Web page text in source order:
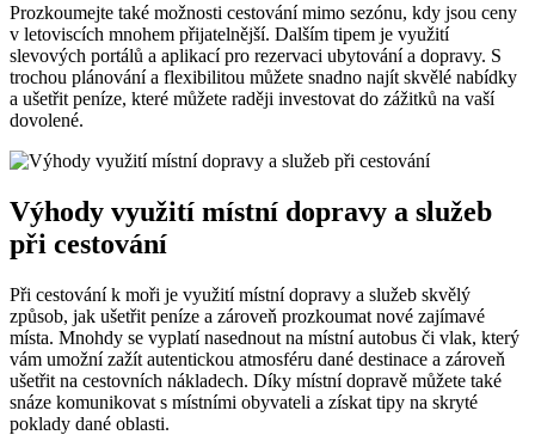
Prozkoumejte‍ také možnosti cestování mimo​ sezónu,‌ kdy ​jsou​ ceny
v letoviscích ‌mnohem přijatelnější. Dalším tipem je využití
slevových‍ portálů a aplikací pro rezervaci ubytování a ‍dopravy. ⁢S
trochou plánování a flexibilitou můžete snadno najít skvělé nabídky
‌a ⁢ušetřit⁢ peníze, které⁣ můžete raději investovat do ​zážitků na ​vaší
dovolené.
Výhody využití místní ‌dopravy a služeb
při ⁣cestování
Při⁣ cestování k ‍moři ⁣je využití místní dopravy a​ služeb skvělý
způsob, jak ušetřit peníze a zároveň prozkoumat nové zajímavé
‍místa. Mnohdy se vyplatí nasednout na místní autobus či vlak, který
vám umožní zažít ⁣autentickou ‌atmosféru dané ⁣destinace ‍a ‍zároveň
ušetřit na cestovních nákladech. Díky místní dopravě můžete také⁤
snáze komunikovat s místními obyvateli a ⁣získat tipy na skryté
poklady dané​ oblasti.